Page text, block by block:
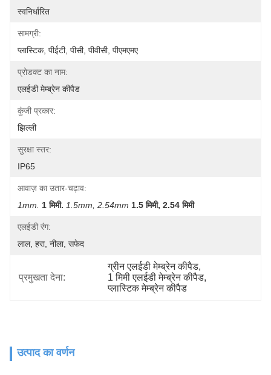
स्वनिर्धारित
सामग्री:
प्लास्टिक, पीईटी, पीसी, पीवीसी, पीएमएमए
प्रोडक्ट का नाम:
एलईडी मेम्ब्रेन कीपैड
कुंजी प्रकार:
झिल्ली
सुरक्षा स्तर:
IP65
आवाज़ का उतार-चढ़ाव:
1mm.
1 मिमी. 1.5mm, 2.54mm 1.5 मिमी, 2.54 मिमी
एलईडी रंग:
लाल, हरा, नीला, सफेद
प्रमुखता देना:
ग्रीन एलईडी मेम्ब्रेन कीपैड,
1 मिमी एलईडी मेम्ब्रेन कीपैड,
प्लास्टिक मेम्ब्रेन कीपैड
उत्पाद का वर्णन